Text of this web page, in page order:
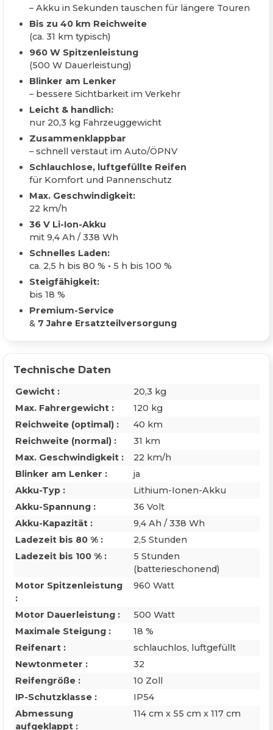
Technische Daten
Gewicht :
20,3 kg
Max. Fahrergewicht :
120 kg
Reichweite (optimal) :
40 km
Reichweite (normal) :
31 km
Max. Geschwindigkeit :
22 km/h
Blinker am Lenker :
ja
Akku-Typ :
Lithium-Ionen-Akku
Akku-Spannung :
36 Volt
Akku-Kapazität :
9,4 Ah / 338 Wh
Ladezeit bis 80 % :
2,5 Stunden
Ladezeit bis 100 % :
5 Stunden
(batterieschonend)
Motor Spitzenleistung
:
960 Watt
Motor Dauerleistung :
500 Watt
Maximale Steigung :
18 %
Reifenart :
schlauchlos, luftgefüllt
Newtonmeter :
32
Reifengröße :
10 Zoll
IP-Schutzklasse :
IP54
Abmessung
aufgeklappt :
114 cm x 55 cm x 117 cm
– Akku in Sekunden tauschen für längere Touren
Bis zu 40 km Reichweite
(ca. 31 km typisch)
960 W Spitzenleistung
(500 W Dauerleistung)
Blinker am Lenker
– bessere Sichtbarkeit im Verkehr
Leicht & handlich:
nur 20,3 kg Fahrzeuggewicht
Zusammenklappbar
– schnell verstaut im Auto/ÖPNV
Schlauchlose, luftgefüllte Reifen
für Komfort und Pannenschutz
Max. Geschwindigkeit:
22 km/h
36 V Li-Ion-Akku
mit 9,4 Ah / 338 Wh
Schnelles Laden:
ca. 2,5 h bis 80 % • 5 h bis 100 %
Steigfähigkeit:
bis 18 %
Premium-Service
& 7 Jahre Ersatzteilversorgung